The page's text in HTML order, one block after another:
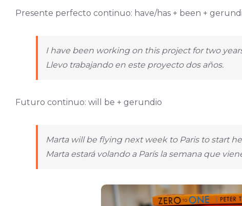
Presente perfecto continuo: have/has + been +
I have been working on this project for two
Llevo trabajando en este proyecto dos años.
Futuro continuo: will be + gerundio
Marta will be flying next week to Paris to start
Marta estará volando a París la semana que